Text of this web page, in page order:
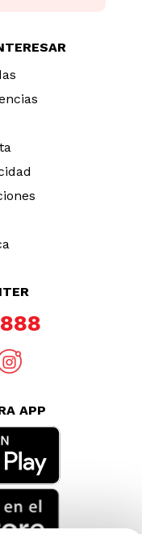
APP